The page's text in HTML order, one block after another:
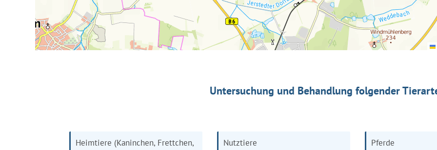
Untersuchung und Behandlung folgender
Heimtiere (Kaninchen, Frettchen,
Nutztiere Pferde